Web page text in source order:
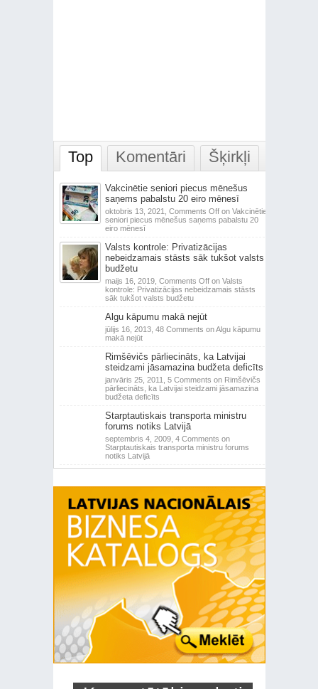
Top Komentāri Šķirkļi
Vakcinētie seniori piecus mēnešus
saņems pabalstu 20 eiro mēnesī
oktobris 13, 2021, Comments Offon Vakcinētie
seniori piecus mēnešus saņems pabalstu 20
eiro mēnesī
Valsts kontrole: Privatizācijas
nebeidzamais stāsts sāk tukšot valsts
budžetu
maijs 16, 2019, Comments Offon Valsts
kontrole: Privatizācijas nebeidzamais stāsts
sāk tukšot valsts budžetu
Algu kāpumu makā nejūt
jūlijs 16, 2013, 48 Comments on Algu kāpumu
makā nejūt
Rimšēvičs pārliecināts, ka Latvijai
steidzami jāsamazina budžeta deficīts
janvāris 25, 2011, 5 Comments on Rimšēvičs
pārliecināts, ka Latvijai steidzami jāsamazina
budžeta deficīts
Starptautiskais transporta ministru
forums notiks Latvijā
septembris 4, 2009, 4 Comments on
Starptautiskais transporta ministru forums
notiks Latvijā